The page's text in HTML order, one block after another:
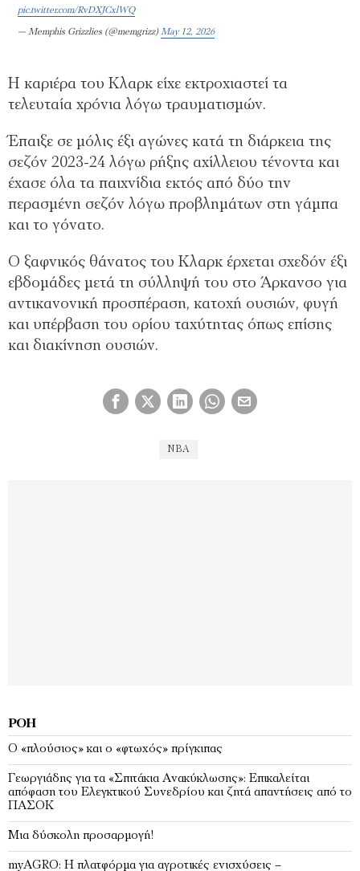
pic.twitter.com/RvDXJCxlWQ
— Memphis Grizzlies (@memgrizz)May 12, 2026
Η καριέρα του Κλαρκ είχε εκτροχιαστεί τα
τελευταία χρόνια λόγω τραυματισμών.
Έπαιξε σε μόλις έξι αγώνες κατά τη διάρκεια της
σεζόν 2023-24 λόγω ρήξης αχίλλειου τένοντα και
έχασε όλα τα παιχνίδια εκτός από δύο την
περασμένη σεζόν λόγω προβλημάτων στη γάμπα
και το γόνατο.
Ο ξαφνικός θάνατος του Κλαρκ έρχεται σχεδόν έξι
εβδομάδες μετά τη σύλληψή του στο Άρκανσο για
αντικανονική προσπέραση, κατοχή ουσιών, φυγή
και υπέρβαση του ορίου ταχύτητας όπως επίσης
και διακίνηση ουσιών.
NBA
ΡΟΉ
Ο «πλούσιος» και ο «φτωχός» πρίγκιπας
Γεωργιάδης για τα «Σπιτάκια Ανακύκλωσης»: Επικαλείται
απόφαση του Ελεγκτικού Συνεδρίου και ζητά απαντήσεις από το
ΠΑΣΟΚ
Μια δύσκολη προσαρμογή!
myAGRO: Η πλατφόρμα για αγροτικές ενισχύσεις –